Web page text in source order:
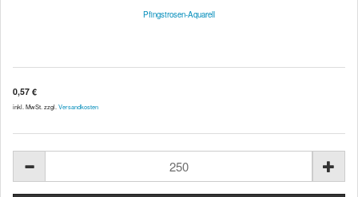
Pfingstrosen-Aquarell
0,57 €
inkl. MwSt. zzgl. Versandkosten